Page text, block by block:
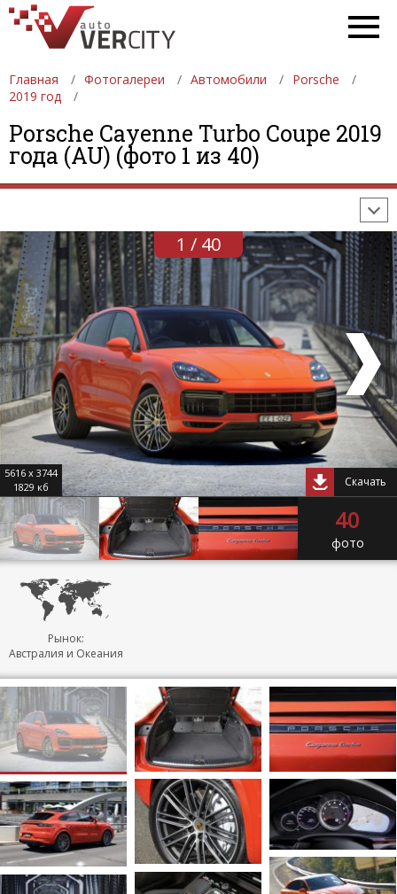
Главная Фотогалереи Автомобили
Porsche
2019 год
Porsche Cayenne Turbo Coupe 2019
года (AU) (фото 1 из 40)
ФОТОГАЛЕРЕИ АВТОМОБИЛИ
ДЕВУШКИ
АВТОСАЛОНЫ
ФОРМУЛА-1
1 / 40
5616 x 3744
1829 кб
Скачать
40
фото
Рынок:
Австралия и Океания